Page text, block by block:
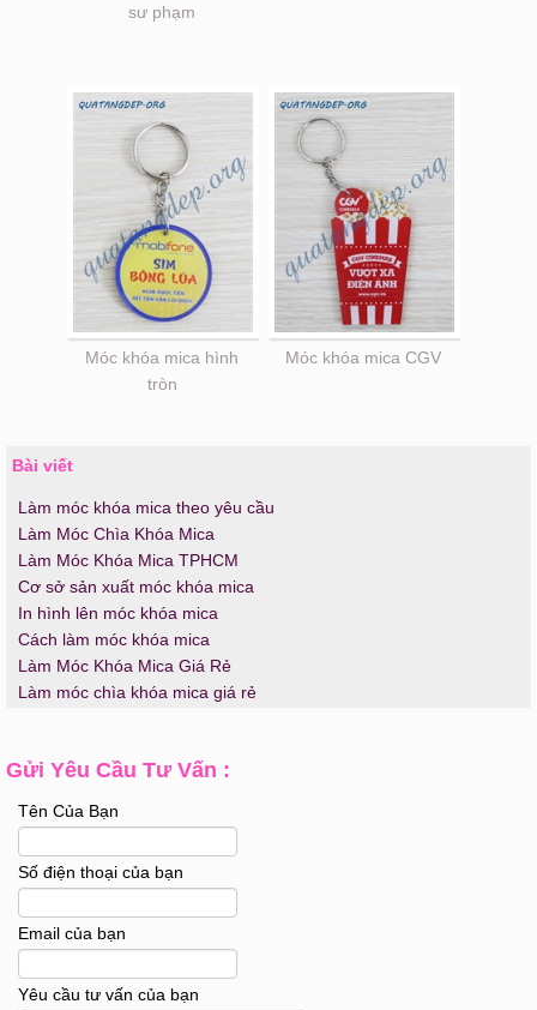
sư phạm
Móc khóa mica hình
tròn
Móc khóa mica CGV
Bài viết
Làm móc khóa mica theo yêu cầu
Làm Móc Chìa Khóa Mica
Làm Móc Khóa Mica TPHCM
Cơ sở sản xuất móc khóa mica
In hình lên móc khóa mica
Cách làm móc khóa mica
Làm Móc Khóa Mica Giá Rẻ
Làm móc chìa khóa mica giá rẻ
Gửi Yêu Cầu Tư Vấn :
Tên Của Bạn
Số điện thoại của bạn
Email của bạn
Yêu cầu tư vấn của bạn